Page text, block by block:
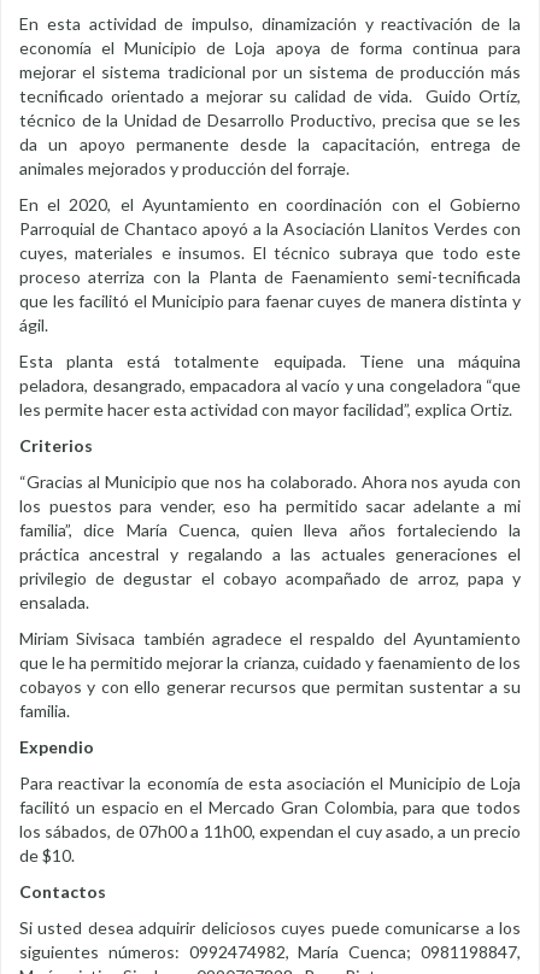
En esta actividad de impulso, dinamización y reactivación de la
economía el Municipio de Loja apoya de forma continua para
mejorar el sistema tradicional por un sistema de producción más
tecnificado orientado a mejorar su calidad de vida. Guido Ortíz,
técnico de la Unidad de Desarrollo Productivo, precisa que se les
da un apoyo permanente desde la capacitación, entrega de
animales mejorados y producción del forraje.
En el 2020, el Ayuntamiento en coordinación con el Gobierno
Parroquial de Chantaco apoyó a la Asociación Llanitos Verdes con
cuyes, materiales e insumos. El técnico subraya que todo este
proceso aterriza con la Planta de Faenamiento semi-tecnificada
que les facilitó el Municipio para faenar cuyes de manera distinta y
ágil.
Esta planta está totalmente equipada. Tiene una máquina
peladora, desangrado, empacadora al vacío y una congeladora “que
les permite hacer esta actividad con mayor facilidad”, explica Ortiz.
Criterios
“Gracias al Municipio que nos ha colaborado. Ahora nos ayuda con
los puestos para vender, eso ha permitido sacar adelante a mi
familia”, dice María Cuenca, quien lleva años fortaleciendo la
práctica ancestral y regalando a las actuales generaciones el
privilegio de degustar el cobayo acompañado de arroz, papa y
ensalada.
Miriam Sivisaca también agradece el respaldo del Ayuntamiento
que le ha permitido mejorar la crianza, cuidado y faenamiento de los
cobayos y con ello generar recursos que permitan sustentar a su
familia.
Expendio
Para reactivar la economía de esta asociación el Municipio de Loja
facilitó un espacio en el Mercado Gran Colombia, para que todos
los sábados, de 07h00 a 11h00, expendan el cuy asado, a un precio
de $10.
Contactos
Si usted desea adquirir deliciosos cuyes puede comunicarse a los
siguientes números: 0992474982, María Cuenca; 0981198847,